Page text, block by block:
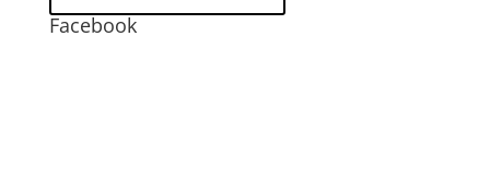
Facebook